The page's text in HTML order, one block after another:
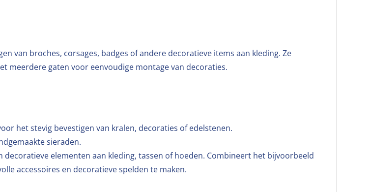
van broches, corsages, badges of andere decoratieve items aan kleding. Ze
meerdere gaten voor eenvoudige montage van decoraties.
het stevig bevestigen van kralen, decoraties of edelstenen.
sieraden.
elementen aan kleding, tassen of hoeden. Combineert het bijvoorbeeld
accessoires en decoratieve spelden te maken.